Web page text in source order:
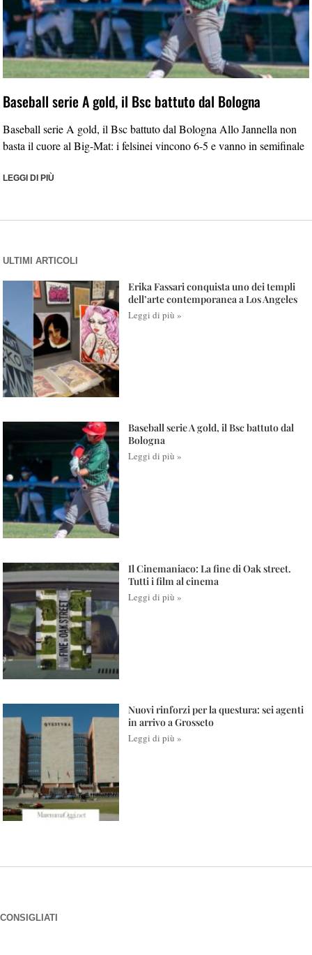
Baseball serie A gold, il Bsc battuto dal Bologna
Baseball serie A gold, il Bsc battuto dal Bologna Allo Jannella non
basta il cuore al Big-Mat: i felsinei vincono 6-5 e vanno in semifinale
LEGGI DI PIÙ
ULTIMI ARTICOLI
Erika Fassari conquista uno dei templi
dell’arte contemporanea a Los Angeles
Leggi di più »
Baseball serie A gold, il Bsc battuto dal
Bologna
Leggi di più »
Il Cinemaniaco: La fine di Oak street.
Tutti i film al cinema
Leggi di più »
Nuovi rinforzi per la questura: sei agenti
in arrivo a Grosseto
Leggi di più »
CONSIGLIATI